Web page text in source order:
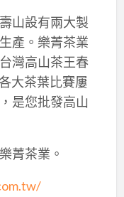
山設有兩大製
產。樂菁茶業
灣高山茶王春
大茶葉比賽屢
是您批發高山
菁茶業。